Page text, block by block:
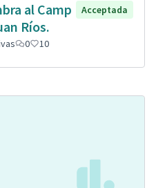
al Camp
Ríos.
Acceptada
0 10